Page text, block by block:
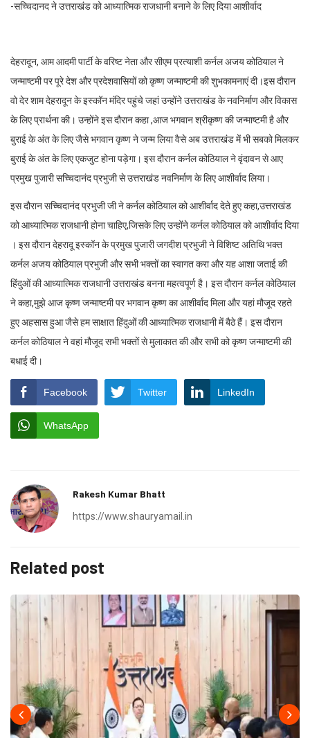
-सच्चिदानद ने उत्तराखंड को आध्यात्मिक राजधानी बनाने के लिए दिया आशीर्वाद
देहरादून, आम आदमी पार्टी के वरिष्ट नेता और सीएम प्रत्याशी कर्नल अजय कोठियाल ने
जन्माष्टमी पर पूरे देश और प्रदेशवासियों को कृष्ण जन्माष्टमी की शुभकामनाएं दी।इस दौरान
वो देर शाम देहरादून के इस्कॉन मंदिर पहुंचे जहां उन्होंने उत्तराखंड के नवनिर्माण और विकास
के लिए प्रार्थना की। उन्होंने इस दौरान कहा ,आज भगवान श्रीकृष्ण की जन्माष्टमी है और
बुराई के अंत के लिए जैसे भगवान कृष्ण ने जन्म लिया वैसे अब उत्तराखंड में भी सबको मिलकर
बुराई के अंत के लिए एकजुट होना पड़ेगा। इस दौरान कर्नल कोठियाल ने वृंदावन से आए
प्रमुख पुजारी सच्चिदानंद प्रभुजी से उत्तराखंड नवनिर्माण के लिए आशीर्वाद लिया।
इस दौरान सच्चिदानंद प्रभुजी जी ने कर्नल कोठियाल को आशीर्वाद देते हुए कहा,उत्तराखंड
को आध्यात्मिक राजधानी होना चाहिए,जिसके लिए उन्होंने कर्नल कोठियाल को आशीर्वाद दिया
। इस दौरान देहरादू इस्कॉन के प्रमुख पुजारी जगदीश प्रभुजी ने विशिष्ट अतिथि भक्त
कर्नल अजय कोठियाल प्रभुजी और सभी भक्तों का स्वागत करा और यह आशा जताई की
हिंदुओं की आध्यात्मिक राजधानी उत्तराखंड बनना महत्वपूर्ण है। इस दौरान कर्नल कोठियाल
ने कहा,मुझे आज कृष्ण जन्माष्टमी पर भगवान कृष्ण का आशीर्वाद मिला और यहां मौजूद रहते
हुए अहसास हुआ जैसे हम साक्षात हिंदुओं की आध्यात्मिक राजधानी में बैठे हैं। इस दौरान
कर्नल कोठियाल ने वहां मौजूद सभी भक्तों से मुलाकात की और सभी को कृष्ण जन्माष्टमी की
बधाई दी।
Facebook Twitter LinkedIn
WhatsApp
Rakesh Kumar Bhatt
https://www.shauryamail.in
Related post